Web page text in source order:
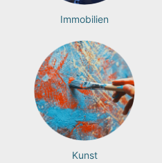
Immobilien
Kunst